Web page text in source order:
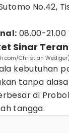
No.42,
08.00-21.00
Sinar
Christian Wediger)
kebutuhan
tanpa
di
tangga.